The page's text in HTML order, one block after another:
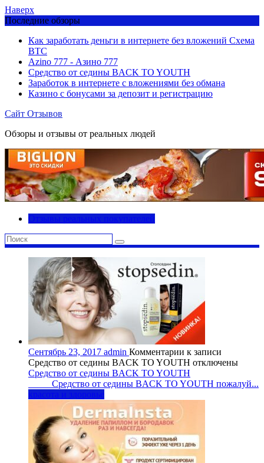
Наверх
Последние обзоры
Как заработать деньги в интернете без вложений Схема
BTC
Azino 777 - Азино 777
Средство от седины BACK TO YOUTH
Заработок в интернете с вложениями без обмана
Казино с бонусами за депозит и регистрацию
Сайт Отзывов
Обзоры и отзывы от реальных людей
Отзывы реальных покупателей
Сентябрь 23, 2017 admin Комментарии к записи
Средство от седины BACK TO YOUTH отключены
Средство от седины BACK TO YOUTH
Средство от седины BACK TO YOUTH пожалуй...
красота и здоровье